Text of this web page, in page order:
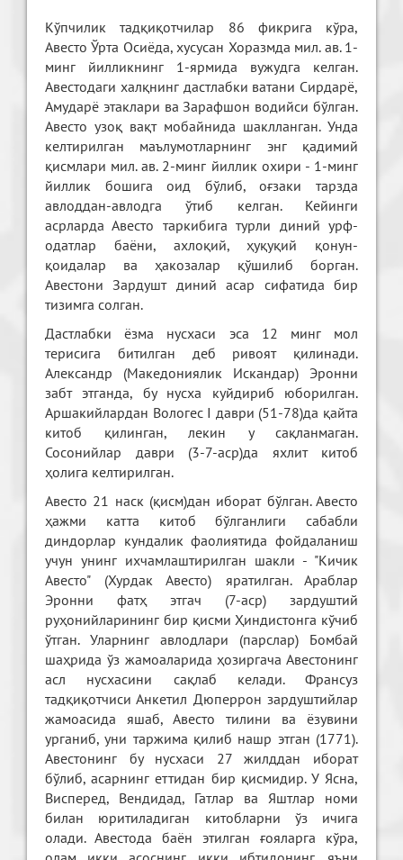
Кўпчилик тадқиқотчилар 86 фикрига кўра,
Авесто Ўрта Осиёда, хусусан Хоразмда мил. ав. 1-
минг йилликнинг 1-ярмида вужудга келган.
Авестодаги халқнинг дастлабки ватани Сирдарё,
Амударё этаклари ва Зарафшон водийси бўлган.
Авесто узоқ вақт мобайнида шаклланган. Унда
келтирилган маълумотларнинг энг қадимий
қисмлари мил. ав. 2-минг йиллик охири - 1-минг
йиллик бошига оид бўлиб, оғзаки тарзда
авлоддан-авлодга ўтиб келган. Кейинги
асрларда Авесто таркибига турли диний урф-
одатлар баёни, ахлоқий, ҳуқуқий қонун-
қоидалар ва ҳакозалар қўшилиб борган.
Авестони Зардушт диний асар сифатида бир
тизимга солган.
Дастлабки ёзма нусхаси эса 12 минг мол
терисига битилган деб ривоят қилинади.
Александр (Македониялик Искандар) Эронни
забт этганда, бу нусха куйдириб юборилган.
Аршакийлардан Вологес I даври (51-78)да қайта
китоб қилинган, лекин у сақланмаган.
Сосонийлар даври (3-7-аср)да яхлит китоб
ҳолига келтирилган.
Авесто 21 наск (қисм)дан иборат бўлган. Авесто
ҳажми катта китоб бўлганлиги сабабли
диндорлар кундалик фаолиятида фойдаланиш
учун унинг ихчамлаштирилган шакли - "Кичик
Авесто" (Хурдак Авесто) яратилган. Араблар
Эронни фатҳ этгач (7-аср) зардуштий
руҳонийларининг бир қисми Ҳиндистонга кўчиб
ўтган. Уларнинг авлодлари (парслар) Бомбай
шаҳрида ўз жамоаларида ҳозиргача Авестонинг
асл нусхасини сақлаб келади. Франсуз
тадқиқотчиси Анкетил Дюперрон зардуштийлар
жамоасида яшаб, Авесто тилини ва ёзувини
урганиб, уни таржима қилиб нашр этган (1771).
Авестонинг бу нусхаси 27 жилддан иборат
бўлиб, асарнинг еттидан бир қисмидир. У Ясна,
Висперед, Вендидад, Гатлар ва Яштлар номи
билан юритиладиган китобларни ўз ичига
олади. Авестода баён этилган ғояларга кўра,